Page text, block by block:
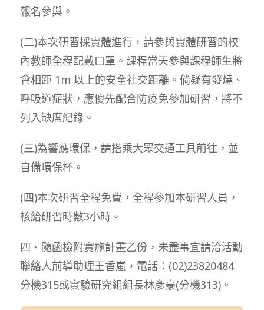
報名參與。
(二)本次研習採實體進行，請參與實體研習的校
內教師全程配戴口罩。課程當天參與課程師生將
會相距 1m 以上的安全社交距離。倘疑有發燒、
呼吸道症狀，應優先配合防疫免參加研習，將不
列入缺席紀錄。
(三)為響應環保，請搭乘大眾交通工具前往，並
自備環保杯。
(四)本次研習全程免費，全程參加本研習人員，
核給研習時數3小時。
四、隨函檢附實施計畫乙份，未盡事宜請洽活動
聯絡人前導助理王香嵐，電話：(02)23820484
分機315或實驗研究組組長林彥豪(分機313)。